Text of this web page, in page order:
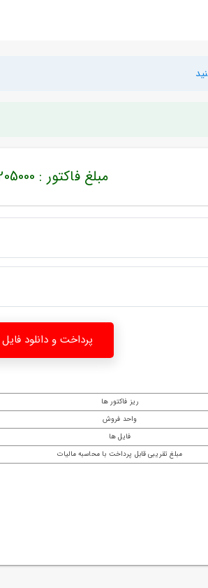
مبلغ فاکتور : 205000 تومان
پرداخت و دانلود
ریز فاکتور ها
واحد فروش
فایل ها
مبلغ تقریبی قابل پرداخت با محاسبه مالیات